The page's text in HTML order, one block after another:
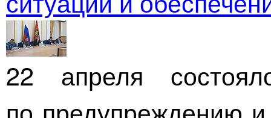
22 апреля